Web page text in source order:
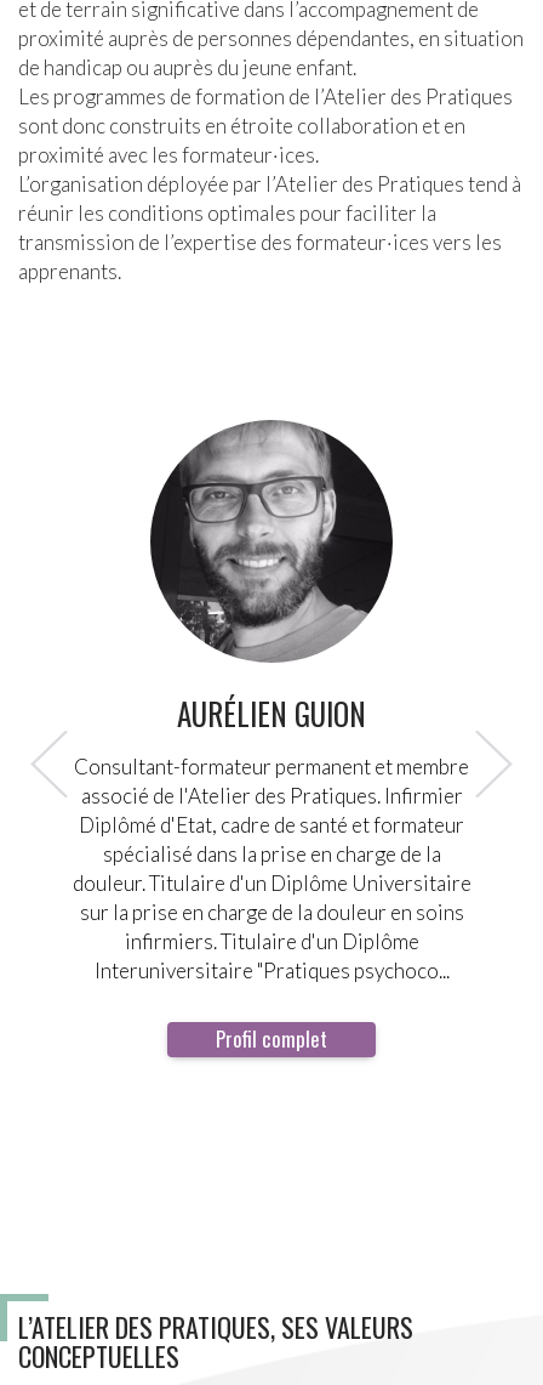
et de terrain significative dans l’accompagnement de
proximité auprès de personnes dépendantes, en situation
de handicap ou auprès du jeune enfant.
Les programmes de formation de l’Atelier des Pratiques
sont donc construits en étroite collaboration et en
proximité avec les formateur·ices.
L’organisation déployée par l’Atelier des Pratiques tend à
réunir les conditions optimales pour faciliter la
transmission de l’expertise des formateur·ices vers les
apprenants.
AURÉLIEN GUION
Consultant-formateur permanent et membre
associé de l'Atelier des Pratiques. Infirmier
Diplômé d'Etat, cadre de santé et formateur
spécialisé dans la prise en charge de la
douleur. Titulaire d'un Diplôme Universitaire
sur la prise en charge de la douleur en soins
infirmiers. Titulaire d'un Diplôme
Interuniversitaire "Pratiques psychoco...
Profil complet
L’ATELIER DES PRATIQUES, SES VALEURS
CONCEPTUELLES